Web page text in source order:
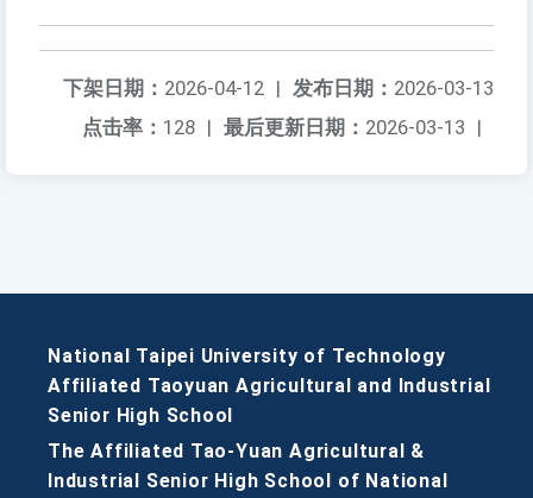
发布日期： 2026-03-13
下架日期： 2026-04-12 |
最后更新日期： 2026-03-13 |
点击率： 128 |
National Taipei University of Technology
Affiliated Taoyuan Agricultural and Industrial
Senior High School
The Affiliated Tao-Yuan Agricultural &
Industrial Senior High School of National